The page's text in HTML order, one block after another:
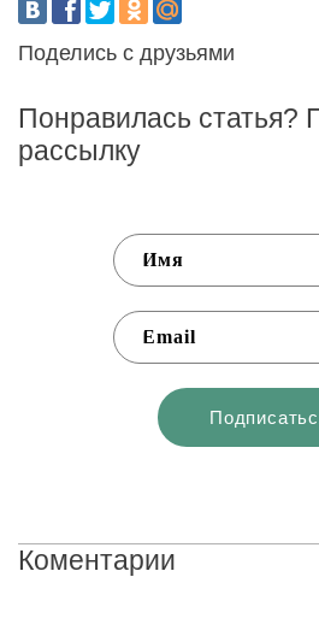
Поделись с друзьями
Понравилась статья?
рассылку
Коментарии